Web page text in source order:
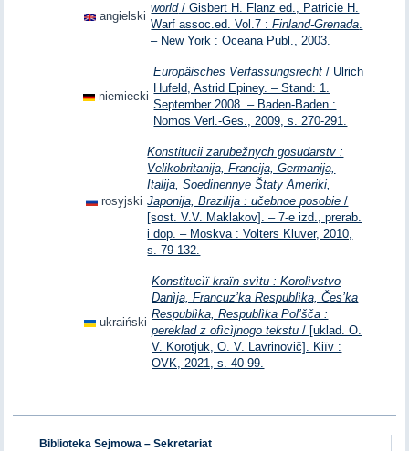
angielski
world/ Gisbert H. Flanz ed., Patricie H.
Warf assoc.ed. Vol.7 :Finland-Grenada.
– New York : Oceana Publ., 2003.
niemiecki
Europäisches Verfassungsrecht / Ulrich
Hufeld, Astrid Epiney. – Stand: 1.
September 2008. – Baden-Baden :
Nomos Verl.-Ges., 2009, s. 270-291.
rosyjski
Konstitucii zarubežnych gosudarstv :
Velikobritanija, Francija, Germanija,
Italija, Soedinennye Štaty Ameriki,
Japonija, Brazilija : učebnoe posobie /
[sost. V.V. Maklakov]. – 7-e izd., prerab.
i dop. – Moskva : Volters Kluver, 2010,
s. 79-132.
ukraiński
Konstitucìï kraïn svìtu : Korolìvstvo
Danìja, Francuz’ka Respublìka, Čes’ka
Respublìka, Respublìka Pol’šča :
pereklad z ofìcìjnogo tekstu / [uklad. O.
V. Korotjuk, O. V. Lavrinovič]. Kiïv :
OVK, 2021, s. 40-99.
Biblioteka Sejmowa – Sekretariat